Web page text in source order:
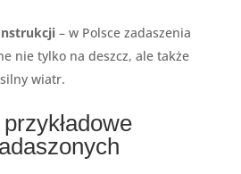
– w Polsce zadaszenia
nie tylko na deszcz, ale także
wiatr.